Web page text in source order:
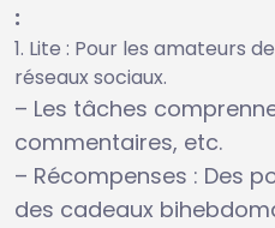
:
Lite : Pour les amateurs
réseaux sociaux.
– Les tâches
commentaires, etc.
– Récompenses : Des
des cadeaux